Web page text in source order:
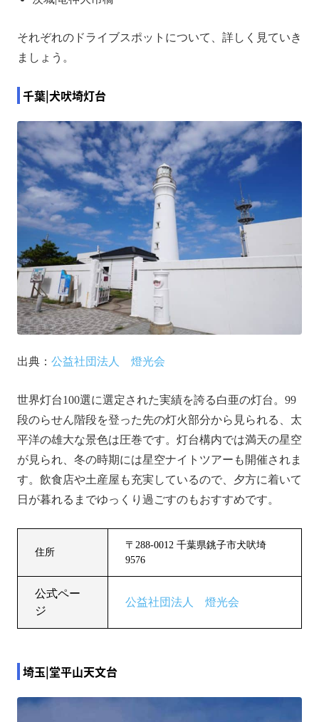
それぞれのドライブスポットについて、詳しく見ていき
ましょう。
千葉|犬吠埼灯台
出典： 公益社団法人 燈光会
世界灯台100選に選定された実績を誇る白亜の灯台。99
段のらせん階段を登った先の灯火部分から見られる、太
平洋の雄大な景色は圧巻です。灯台構内では満天の星空
が見られ、冬の時期には星空ナイトツアーも開催されま
す。飲食店や土産屋も充実しているので、夕方に着いて
日が暮れるまでゆっくり過ごすのもおすすめです。
住所
〒288-0012 千葉県銚子市犬吠埼
9576
公式ペー
ジ
公益社団法人 燈光会
埼玉|堂平山天文台